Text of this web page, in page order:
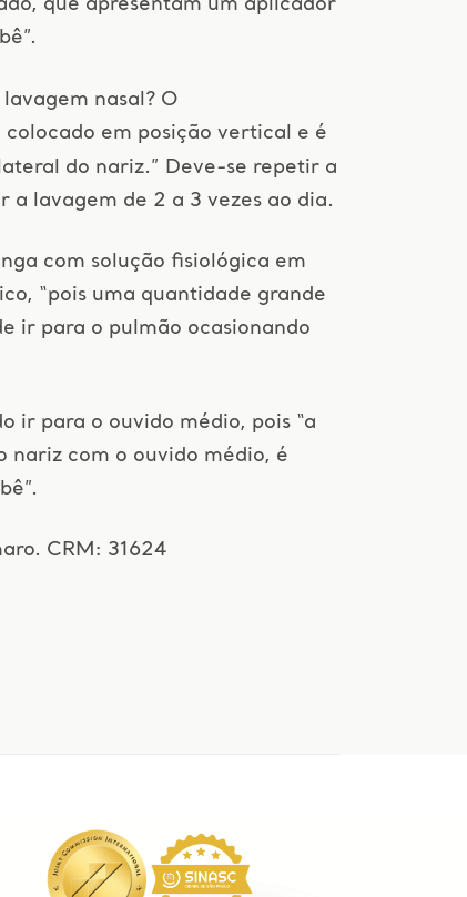
que apresentam um aplicador
nasal? O
colocado em posição vertical e é
do nariz.” Deve-se repetir a
a lavagem de 2 a 3 vezes ao dia.
com solução fisiológica em
“pois uma quantidade grande
ir para o pulmão ocasionando
ir para o ouvido médio, pois “a
nariz com o ouvido médio, é
CRM: 31624